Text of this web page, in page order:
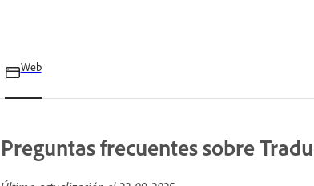
Web
Preguntas frecuentes sobre